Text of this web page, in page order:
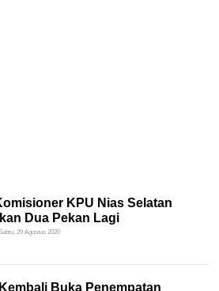
KPU Nias Selatan
Dua Pekan Lagi
29 Agustus 2020
Buka Penempatan